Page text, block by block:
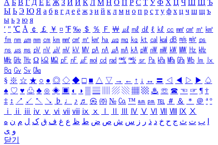
А Б В Г Д Е Ё Ж З И Й К Л М Н О П Р С Т У Ф Х Ц Ч Ш Щ Ъ
Ы Ь Э Ю Я а б в г д е ё ж з и й к л м н о п р с т у ф х ц ч ш щ ъ
ы ь э ю я
′ ″ ℃ Å ￠ ￡ ￥ ¤ ℉ ‰ ＄ ％ Ｆ ￦ ㎕ ㎖ ㎗ ℓ ㎘ ㏄ ㎣ ㎤ ㎥ ㎦
㎙ ㎚ ㎛ ㎜ ㎝ ㎞ ㎟ ㎠ ㎡ ㎢ ㏊ ㎍ ㎎ ㎏ ㏏ ㎈ ㎉ ㏈ ㎧ ㎨ ㎰
㎱ ㎲ ㎳ ㎴ ㎵ ㎶ ㎷ ㎸ ㎹ ㎀ ㎁ ㎂ ㎃ ㎄ ㎺ ㎻ ㎽ ㎾ ㎿ ㎐ ㎑
㎒ ㎓ ㎔ Ω ㏀ ㏁ ㎊ ㎋ ㎌ ㏖ ㏅ ㎭ ㎮ ㎯ ㏛ ㎩ ㎪ ㎫ ㎬ ㏝ ㏐
㏓
㏃ ㏉ ㏜ ㏆
§ ※ ☆ ★ ○ ● ◎ ◇ ◆ □ ■ △ ▽ → ← ↑ ↓ ↔ 〓 ◁ ◀ ▷ ▶ ♤
♠ ♡ ♥ ♧ ♣ ⊙ ◈ ▣ ◐ ◑ ▒ ▤ ▨ ▧ ▦ ▩ ♨ ☏ ☎ ☜ ☞ ¶ †
‡ ↕ ↗ ↙ ↖ ↘ ♭ ♩ ♪ ♬ ㉿ ㈜ № ㏇ ™ ㏂ ㏘ ℡ ＃ ＆ ＊ ＠ ª º
ⅰ
ⅱ ⅲ ⅳ ⅴ ⅵ ⅶ ⅷ ⅸ ⅹ Ⅳ Ⅴ Ⅵ Ⅶ Ⅷ Ⅸ Ⅹ
ب ت ث ج ح خ د ذ ر ز س ش ص ض ط ظ ع غ ف ق ک ل م ن ه
و ی
닫기